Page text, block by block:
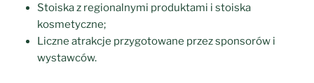
Stoiska z regionalnymi produktami i stoiska
kosmetyczne;
Liczne atrakcje przygotowane przez sponsorów i
wystawców.